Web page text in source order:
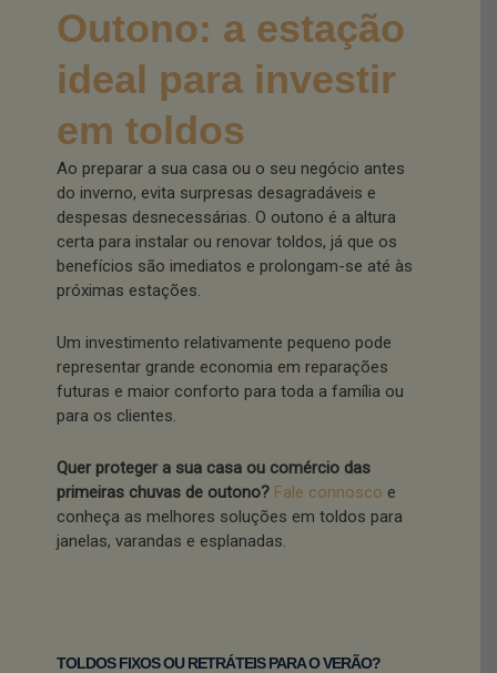
Outono: a estação
ideal para investir
em toldos
Ao preparar a sua casa ou o seu negócio antes
do inverno, evita surpresas desagradáveis e
despesas desnecessárias. O outono é a altura
certa para instalar ou renovar toldos, já que os
benefícios são imediatos e prolongam-se até às
próximas estações.
Um investimento relativamente pequeno pode
representar grande economia em reparações
futuras e maior conforto para toda a família ou
para os clientes.
Quer proteger a sua casa ou comércio das
primeiras chuvas de outono? Fale connosco e
conheça as melhores soluções em toldos para
janelas, varandas e esplanadas.
TOLDOS FIXOS OU RETRÁTEIS PARA O VERÃO?